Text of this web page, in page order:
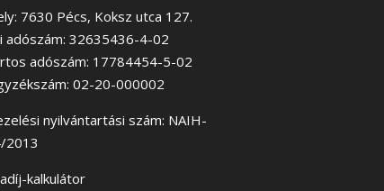
7630 Pécs, Koksz utca 127.
adószám: 32635436-4-02
adószám: 17784454-5-02
02-20-000002
nyilvántartási szám: NAIH-
2013
kalkulátor